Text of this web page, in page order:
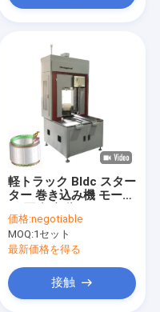
軽トラック Bldc スター
ター 巻き込み機 モータ
価格:negotiable
MOQ:1セット
最新価格を得る
接触